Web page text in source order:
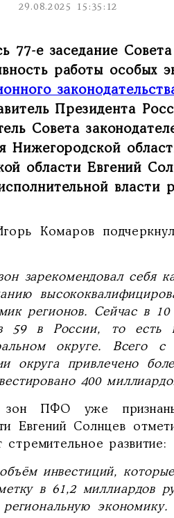
29.08.2025 15:35:12
77-е заседание
работы особых
Президента
Совета
Нижегородской
области Евгений
власти
Комаров
зарекомендовал себя
регионов. Сейчас в
59 в России, то есть
округе. Всего
округа привлечено
400
зон ПФО уже
Евгений Солнцев
развитие:
инвестиций,
в 61,2 миллиардов